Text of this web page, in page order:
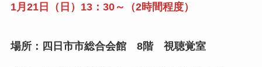
1月21日（日）13：30～（2時間程度）
場所：四日市市総合会館 8階 視聴覚室